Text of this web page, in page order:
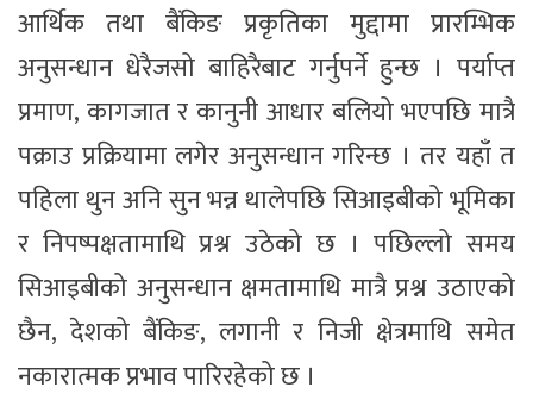
आर्थिक तथा बैंकिङ प्रकृतिका मुद्दामा प्रारम्भिक
अनुसन्धान धेरैजसो बाहिरैबाट गर्नुपर्ने हुन्छ । पर्याप्त
प्रमाण, कागजात र कानुनी आधार बलियो भएपछि मात्रै
पक्राउ प्रक्रियामा लगेर अनुसन्धान गरिन्छ । तर यहाँ त
पहिला थुन अनि सुन भन्न थालेपछि सिआइबीको भूमिका
र निपष्पक्षतामाथि प्रश्न उठेको छ । पछिल्लो समय
सिआइबीको अनुसन्धान क्षमतामाथि मात्रै प्रश्न उठाएको
छैन, देशको बैंकिङ, लगानी र निजी क्षेत्रमाथि समेत
नकारात्मक प्रभाव पारिरहेको छ ।